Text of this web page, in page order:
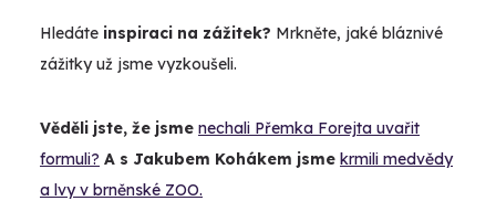
Hledáte inspiraci na zážitek? Mrkněte, jaké bláznivé
zážitky už jsme vyzkoušeli.
Věděli jste, že jsme nechali Přemka Forejta uvařit
formuli? A s Jakubem Kohákem jsme krmili medvědy
a lvy v brněnské ZOO.